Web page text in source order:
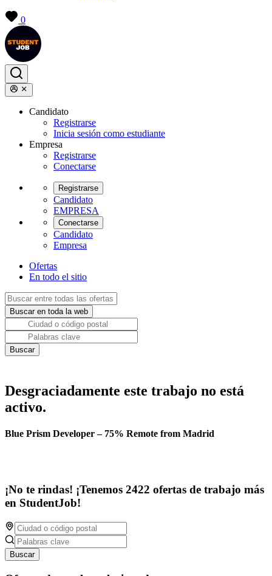
0
Candidato
Registrarse
Inicia sesión como estudiante
Empresa
Registrarse
Conectarse
Registrarse
Candidato
EMPRESA
Conectarse
Candidato
Empresa
Ofertas
En todo el sitio
Desgraciadamente este trabajo no está
activo.
Blue Prism Developer – 75% Remote from Madrid
¡No te rindas! ¡Tenemos 2422 ofertas de trabajo más
en StudentJob!
Buscar